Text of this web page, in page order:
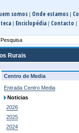
somos| Onde estamos|
| Enciclopédia| Contacto |
Rurais
Centro de Media
Entrada Centro Media
Noticias
2026
2025
2024